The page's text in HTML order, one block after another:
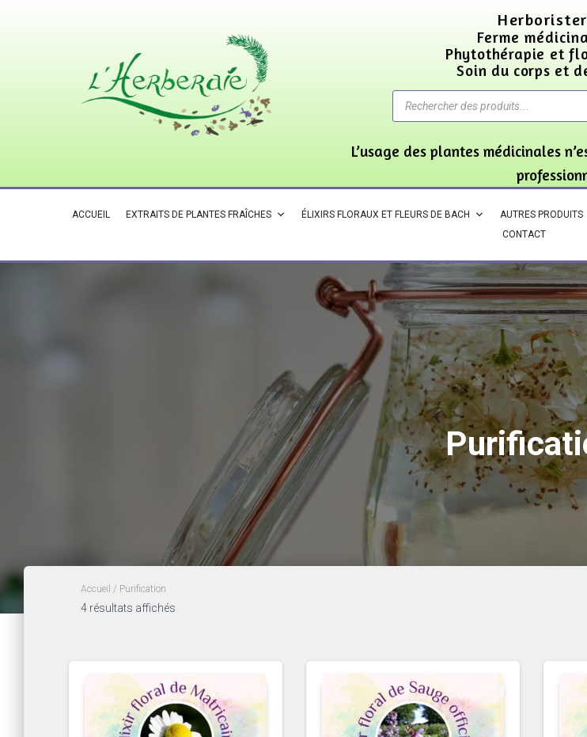
Ferme
Phytothérapie et
Soin du corps et
L’usage des plantes médicinales
ACCUEIL EXTRAITS DE PLANTES FRAÎCHES ÉLIXIRS FLORAUX ET FLEURS DE BACH AUTRES PRODUITS
CONTACT
Accueil / Purification
4 résultats affichés